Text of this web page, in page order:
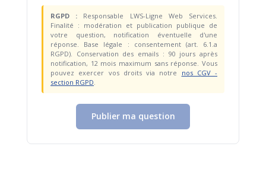
RGPD : Responsable LWS-Ligne Web Services.
Finalité : modération et publication publique de
votre question, notification éventuelle d'une
réponse. Base légale : consentement (art. 6.1.a
RGPD). Conservation des emails : 90 jours après
notification, 12 mois maximum sans réponse. Vous
pouvez exercer vos droits via notre nos CGV -
section RGPD
Publier ma question